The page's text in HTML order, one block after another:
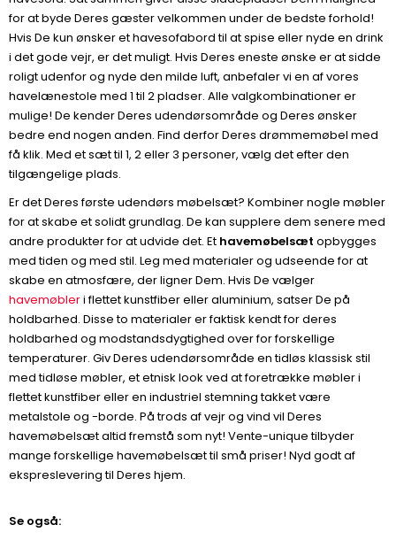
for at byde Deres gæster velkommen under de bedste forhold!
Hvis De kun ønsker et havesofabord til at spise eller nyde en drink
i det gode vejr, er det muligt. Hvis Deres eneste ønske er at sidde
roligt udenfor og nyde den milde luft, anbefaler vi en af vores
havelænestole med 1 til 2 pladser. Alle valgkombinationer er
mulige! De kender Deres udendørsområde og Deres ønsker
bedre end nogen anden. Find derfor Deres drømmemøbel med
få klik. Med et sæt til 1, 2 eller 3 personer, vælg det efter den
tilgængelige plads.
Er det Deres første udendørs møbelsæt? Kombiner nogle møbler
for at skabe et solidt grundlag. De kan supplere dem senere med
andre produkter for at udvide det. Et havemøbelsæt opbygges
med tiden og med stil. Leg med materialer og udseende for at
skabe en atmosfære, der ligner Dem. Hvis De vælger
havemøbleri flettet kunstfiber eller aluminium, satser De på
holdbarhed. Disse to materialer er faktisk kendt for deres
holdbarhed og modstandsdygtighed over for forskellige
temperaturer. Giv Deres udendørsområde en tidløs klassisk stil
med tidløse møbler, et etnisk look ved at foretrække møbler i
flettet kunstfiber eller en industriel stemning takket være
metalstole og -borde. På trods af vejr og vind vil Deres
havemøbelsæt altid fremstå som nyt! Vente-unique tilbyder
mange forskellige havemøbelsæt til små priser! Nyd godt af
ekspreslevering til Deres hjem.
Se også: